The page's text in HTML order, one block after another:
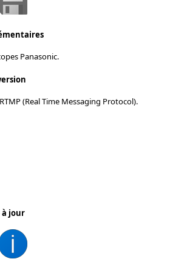
Panasonic.
(Real Time Messaging Protocol).
jour